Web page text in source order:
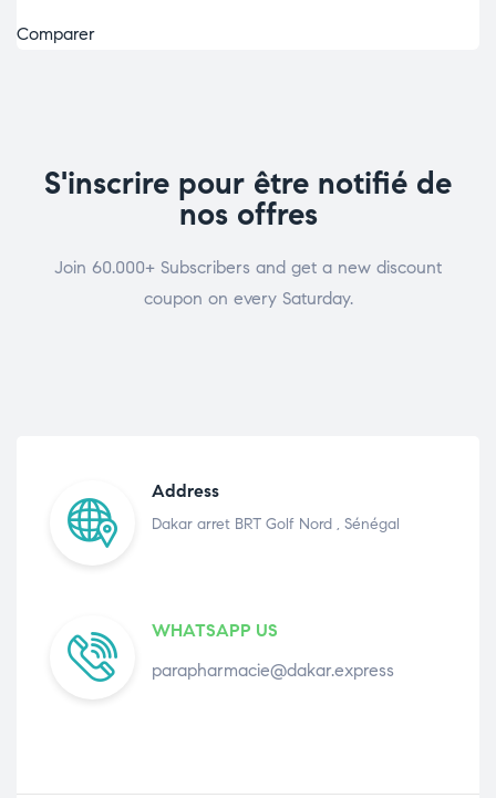
Comparer
S'inscrire pour être notifié de
nos offres
Join 60.000+ Subscribers and get a new discount
coupon on every Saturday.
Address
Dakar arret BRT Golf Nord , Sénégal
WHATSAPP US
parapharmacie@dakar.express